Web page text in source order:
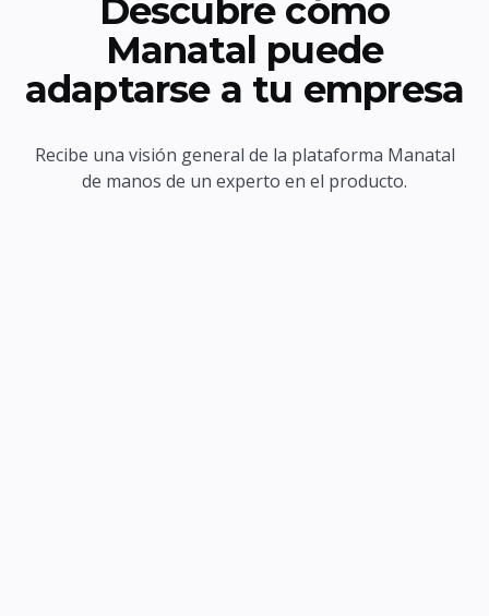
Descubre cómo
Manatal puede
adaptarse a tu empresa
Recibe una visión general de la plataforma Manatal
de manos de un experto en el producto.